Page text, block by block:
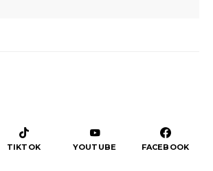
TIKTOK YOUTUBE FACEBOOK